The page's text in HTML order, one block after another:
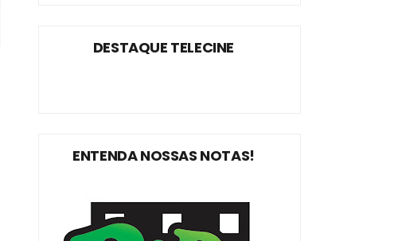
DESTAQUE TELECINE
ENTENDA NOSSAS NOTAS!